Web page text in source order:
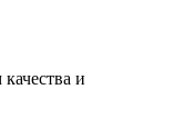
и